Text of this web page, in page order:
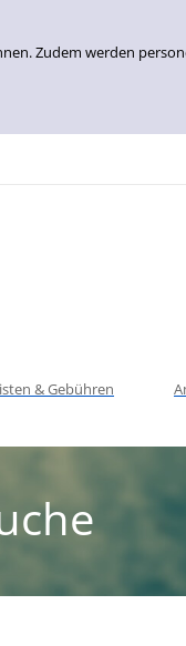
Zudem werden
& Gebühren